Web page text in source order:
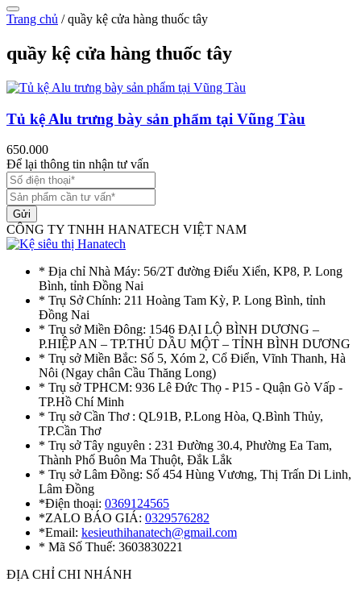
Trang chủ /quầy kệ cửa hàng thuốc tây
quầy kệ cửa hàng thuốc tây
Tủ kệ Alu trưng bày sản phẩm tại Vũng Tàu
650.000
Để lại thông tin nhận tư vấn
Gửi
CÔNG TY TNHH HANATECH VIỆT NAM
* Địa chỉ Nhà Máy: 56/2T đường Điểu Xiển, KP8, P. Long
Bình, tỉnh Đồng Nai
* Trụ Sở Chính: 211 Hoàng Tam Kỳ, P. Long Bình, tỉnh
Đồng Nai
* Trụ sở Miền Đông: 1546 ĐẠI LỘ BÌNH DƯƠNG –
P.HIỆP AN – TP.THỦ DẦU MỘT – TỈNH BÌNH DƯƠNG
* Trụ sở Miền Bắc: Số 5, Xóm 2, Cổ Điển, Vĩnh Thanh, Hà
Nôi (Ngay chân Cầu Thăng Long)
* Trụ sở TPHCM: 936 Lê Đức Thọ - P15 - Quận Gò Vấp -
TP.Hồ Chí Minh
* Trụ sở Cần Thơ : QL91B, P.Long Hòa, Q.Bình Thủy,
TP.Cần Thơ
* Trụ sở Tây nguyên : 231 Đường 30.4, Phường Ea Tam,
Thành Phố Buôn Ma Thuột, Đắk Lắk
* Trụ sở Lâm Đồng: Số 454 Hùng Vương, Thị Trấn Di Linh,
Lâm Đồng
*Điện thoại: 0369124565
*ZALO BÁO GIÁ: 0329576282
*Email: kesieuthihanatech@gmail.com
* Mã Số Thuế: 3603830221
ĐỊA CHỈ CHI NHÁNH